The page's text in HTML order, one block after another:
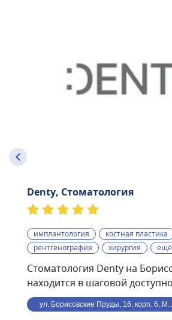
Denty, Стоматология
имплантология
костная пластика
рентгенография
хирургия
Стоматология Denty на
находится в шаговой
от станции метро
ул. Борисовские Пруды, 16, корп. 6,